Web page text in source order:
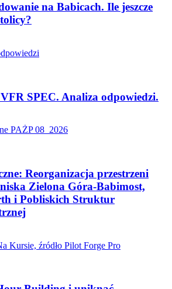
na Babicach. Ile jeszcze
SPEC. Analiza odpowiedzi.
Reorganizacja przestrzeni
Zielona Góra-Babimost,
i Pobliskich Struktur